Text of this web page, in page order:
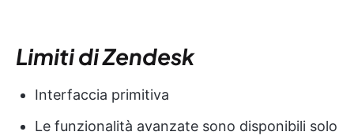
Limiti di Zendesk
Interfaccia primitiva
Le funzionalità avanzate sono disponibili solo